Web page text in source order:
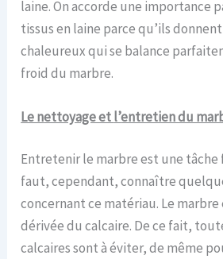
laine. On accorde une importance
tissus en laine parce qu’ils
chaleureux qui se balance
froid du marbre.
Le nettoyage etl’entretien du
Entretenir le marbre est une tâche
faut, cependant, connaître
concernant ce matériau. Le marbre
dérivée du calcaire. De ce fait,
calcaires sont à éviter, de même